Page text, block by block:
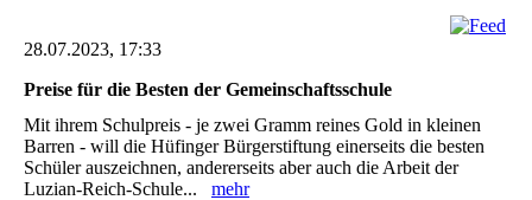
28.07.2023, 17:33
Preise für die Besten der Gemeinschaftsschule ‎
Mit ihrem Schulpreis - je zwei Gramm reines Gold in kleinen
Barren - will die Hüfinger ‎Bürgerstiftung einerseits die besten
Schüler auszeichnen, andererseits aber auch die Arbeit der
‎Luzian-Reich-Schule... mehr